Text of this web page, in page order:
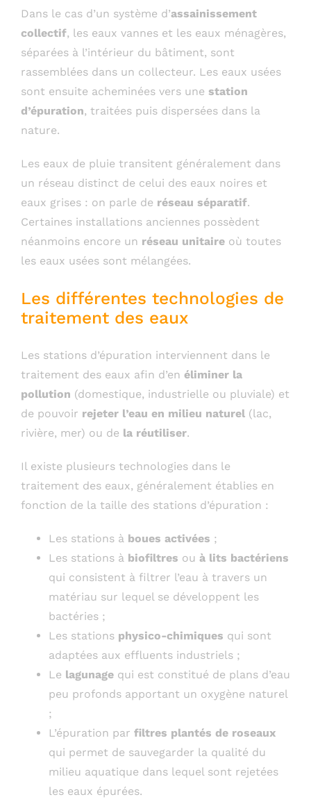
Dans le cas d’un système d’assainissement
collectif, les eaux vannes et les eaux ménagères,
séparées à l’intérieur du bâtiment, sont
rassemblées dans un collecteur. Les eaux usées
sont ensuite acheminées vers une station
d’épuration, traitées puis dispersées dans la
nature.
Les eaux de pluie transitent généralement dans
un réseau distinct de celui des eaux noires et
eaux grises : on parle de réseau séparatif.
Certaines installations anciennes possèdent
néanmoins encore un réseau unitaire où toutes
les eaux usées sont mélangées.
Les différentes technologies de
traitement des eaux
Les stations d’épuration interviennent dans le
traitement des eaux afin d’en éliminer la
pollution (domestique, industrielle ou pluviale) et
de pouvoir rejeter l’eau en milieu naturel (lac,
rivière, mer) ou de la réutiliser.
Il existe plusieurs technologies dans le
traitement des eaux, généralement établies en
fonction de la taille des stations d’épuration :
Les stations à boues activées ;
Les stations à biofiltres ou à lits bactériens
qui consistent à filtrer l’eau à travers un
matériau sur lequel se développent les
bactéries ;
Les stations physico-chimiques qui sont
adaptées aux effluents industriels ;
Le lagunage qui est constitué de plans d’eau
peu profonds apportant un oxygène naturel
;
L’épuration par filtres plantés de roseaux
qui permet de sauvegarder la qualité du
milieu aquatique dans lequel sont rejetées
les eaux épurées.